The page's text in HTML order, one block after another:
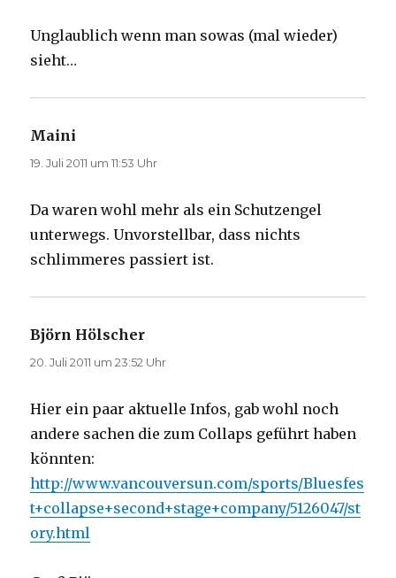
Unglaublich wenn man sowas (mal wieder)
sieht…
Maini
19. Juli 2011 um 11:53 Uhr
Da waren wohl mehr als ein Schutzengel
unterwegs. Unvorstellbar, dass nichts
schlimmeres passiert ist.
Björn Hölscher
20. Juli 2011 um 23:52 Uhr
Hier ein paar aktuelle Infos, gab wohl noch
andere sachen die zum Collaps geführt haben
könnten:
http://www.vancouversun.com/sports/Bluesfes
t+collapse+second+stage+company/5126047/st
ory.html